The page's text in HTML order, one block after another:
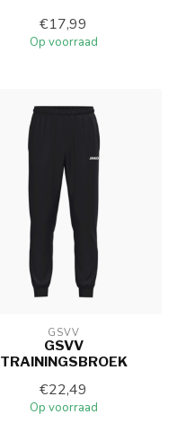
€17,99
Op voorraad
GSVV
GSVV
TRAININGSBROEK
€22,49
Op voorraad